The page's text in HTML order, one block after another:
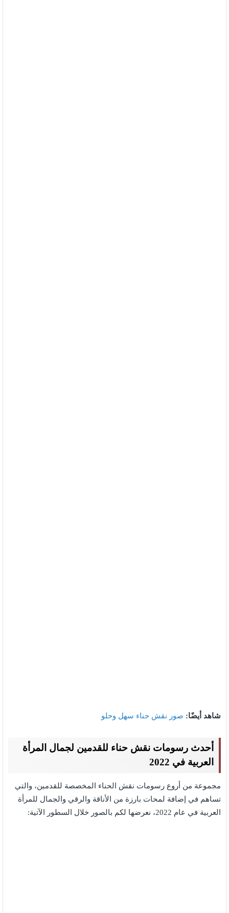
شاهد أيضًا: صور نقش حناء سهل وحلو
أحدث رسومات نقش حناء للقدمين لجمال المرأة
العربية في 2022
مجموعة من أروع رسومات نقش الحناء المخصصة للقدمين، والتي
تساهم في إضافة لمحات بارزة من الأناقة والرقي والجمال للمرأة
العربية في عام 2022، نعرضها لكم بالصور خلال السطور الآتية: